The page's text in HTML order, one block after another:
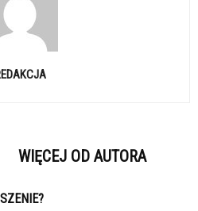
WIĘCEJ OD AUTORA